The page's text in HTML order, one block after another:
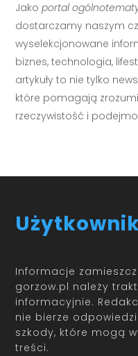
Jakoportal
dostarczamy naszym
wyselekcjonowane
biznes, technologia,
artykuły to nie tylko
które pomagają
rzeczywistość i
Informacje
gorzow.pl należy
informacyjnie.
nie bierze
szkody, które mogą
treści.